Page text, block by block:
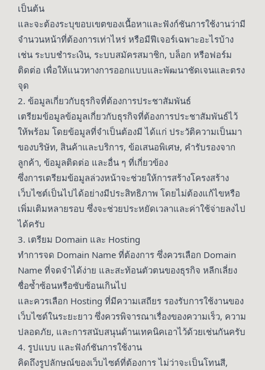
เป็นต้น
และจะต้องระบุขอบเขตของเนื้อหาและฟังก์ชันการใช้งานว่ามี
จำนวนหน้าที่ต้องการเท่าไหร่ หรือมีฟีเจอร์เฉพาะอะไรบ้าง
เช่น ระบบชำระเงิน, ระบบสมัครสมาชิก, บล็อก หรือฟอร์ม
ติดต่อ เพื่อให้แนวทางการออกแบบและพัฒนาชัดเจนและตรง
จุด
2. ข้อมูลเกี่ยวกับธุรกิจที่ต้องการประชาสัมพันธ์
เตรียมข้อมูลข้อมูลเกี่ยวกับธุรกิจที่ต้องการประชาสัมพันธ์ไว้
ให้พร้อม โดยข้อมูลที่จำเป็นต้องมี ได้แก่ ประวัติความเป็นมา
ของบริษัท, สินค้าและบริการ, ข้อเสนอพิเศษ, คำรับรองจาก
ลูกค้า, ข้อมูลติดต่อ และอื่น ๆ ที่เกี่ยวข้อง
ซึ่งการเตรียมข้อมูลล่วงหน้าจะช่วยให้การสร้างโครงสร้าง
เว็บไซต์เป็นไปได้อย่างมีประสิทธิภาพ โดยไม่ต้องแก้ไขหรือ
เพิ่มเติมหลายรอบ ซึ่งจะช่วยประหยัดเวลาและค่าใช้จ่ายลงไป
ได้ครับ
3. เตรียม Domain และ Hosting
ทำการจด Domain Name ที่ต้องการ ซึ่งควรเลือก Domain
Name ที่จดจำได้ง่าย และสะท้อนตัวตนของธุรกิจ หลีกเลี่ยง
ชื่อซ้ำซ้อนหรือซับซ้อนเกินไป
และควรเลือก Hosting ที่มีความเสถียร รองรับการใช้งานของ
เว็บไซต์ในระยะยาว ซึ่งควรพิจารณาเรื่องของความเร็ว, ความ
ปลอดภัย, และการสนับสนุนด้านเทคนิคเอาไว้ด้วยเช่นกันครับ
4. รูปแบบ และฟังก์ชันการใช้งาน
คิดถึงรูปลักษณ์ของเว็บไซต์ที่ต้องการ ไม่ว่าจะเป็นโทนสี,